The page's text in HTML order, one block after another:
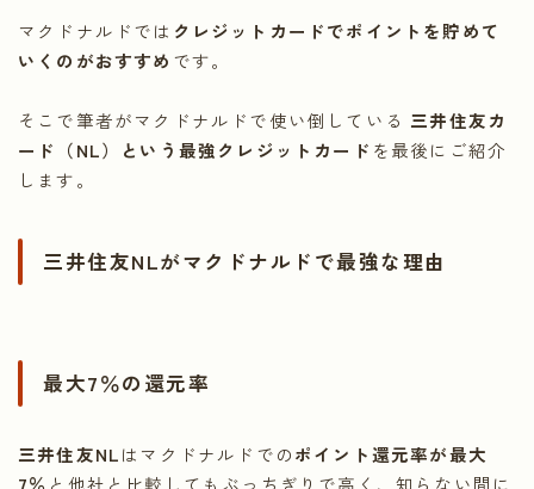
マクドナルドでは クレジットカードでポイントを貯めて
いくのがおすすめ です。
そこで筆者がマクドナルドで使い倒している 三井住友カ
ード（NL）という最強クレジットカード を最後にご紹介
します。
三井住友NLがマクドナルドで最強な理由
最大7％の還元率
三井住友NLはマクドナルドでのポイント還元率が最大
7％ と他社と比較してもぶっちぎりで高く、知らない間に